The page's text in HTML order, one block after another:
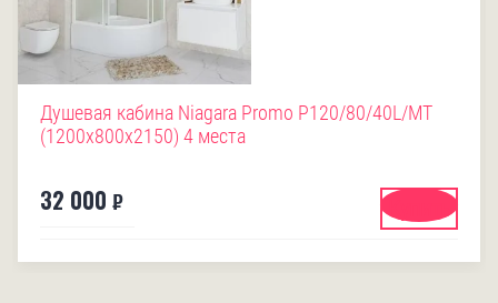
Душевая кабина Niagara Promo P120/80/40L/MT
(1200х800х2150) 4 места
32 000 ₽ Купить